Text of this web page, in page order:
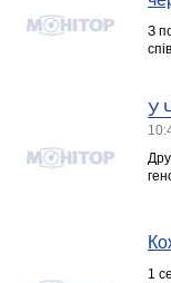
З
У
1